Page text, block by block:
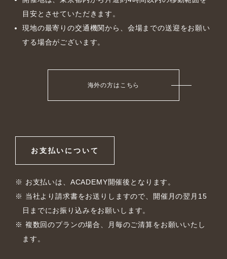
目安とさせていただきます。
現地の最寄りの交通機関から、会場までの送迎をお願い
する場合がございます。
海外の方はこちら
お支払いについて
お支払いは、ACADEMY開催後となります。
当社より請求書をお送りしますので、開催月の翌月15
日までにお振り込みをお願いします。
複数回のプランの場合、月毎のご清算をお願いいたし
ます。